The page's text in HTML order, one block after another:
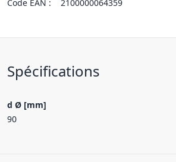
Code EAN :
2100000064359
Spécifications
d Ø [mm]
90